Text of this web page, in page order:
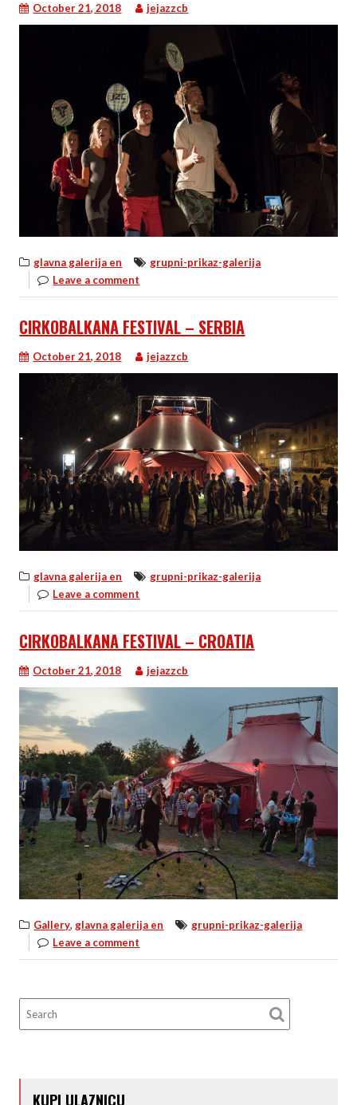
October 21, 2018 jejazzcb
glavna galerija en
grupni-prikaz-galerija
Leave a comment
CIRKOBALKANA FESTIVAL – SERBIA
October 21, 2018 jejazzcb
glavna galerija en
grupni-prikaz-galerija
Leave a comment
CIRKOBALKANA FESTIVAL – CROATIA
October 21, 2018 jejazzcb
Gallery,glavna galerija en
grupni-prikaz-galerija
Leave a comment
KUPI ULAZNICU